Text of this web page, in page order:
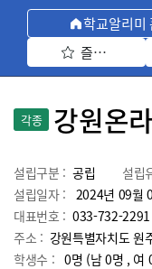
학교알리미
즐겨찾기 선택
각종 강원온
설립구분 : 공립 설립
설립일자 : 2024년 09월
대표번호 : 033-732-2291
주소 : 강원특별자치도 원
학생수 : 0명 (남 0명 , 여